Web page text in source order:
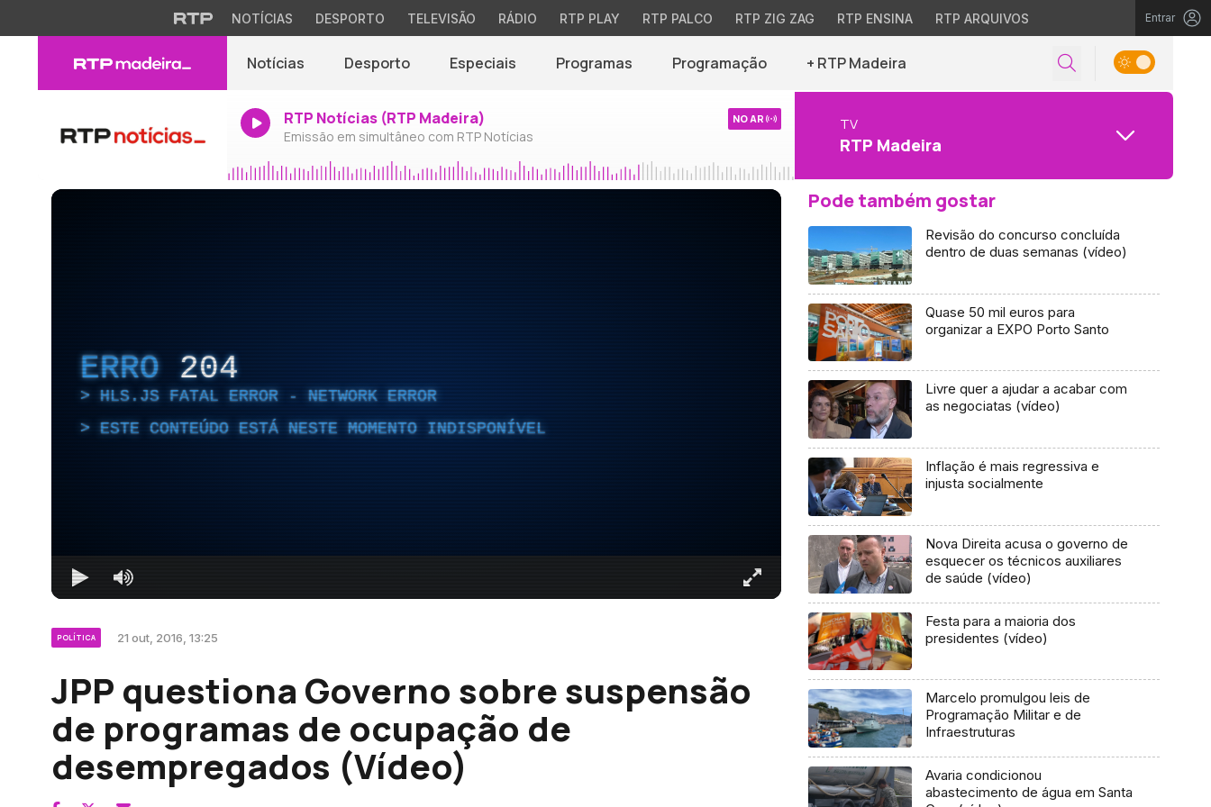
NOTÍCIAS DESPORTO TELEVISÃO RÁDIO RTP PLAY RTP PALCO RTP ZIG ZAG RTP ENSINA RTP ARQUIVOS Entrar
Notícias Desporto Especiais Programas Programação + RTP Madeira
RTP Notícias (RTP Madeira)
Emissão em simultâneo com RTP Notícias
NO AR TV
RTP Madeira
ERRO 204
HLS.JS FATAL ERROR - NETWORK ERROR
ESTE CONTEÚDO ESTÁ NESTE MOMENTO INDISPONÍVEL
POLÍTICA 21 out, 2016, 13:25
JPP questiona Governo sobre suspensão
de programas de ocupação de
desempregados (Vídeo)
Pode também gostar
Revisão do concurso concluída
dentro de duas semanas (vídeo)
Quase 50 mil euros para
organizar a EXPO Porto Santo
Livre quer a ajudar a acabar com
as negociatas (vídeo)
Inflação é mais regressiva e
injusta socialmente
Nova Direita acusa o governo de
esquecer os técnicos auxiliares
de saúde (vídeo)
Festa para a maioria dos
presidentes (vídeo)
Marcelo promulgou leis de
Programação Militar e de
Infraestruturas
Avaria condicionou
abastecimento de água em Santa